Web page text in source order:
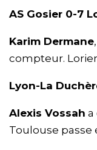
AS Gosier 0-7
Karim Dermane
compteur.
Lyon-La
Alexis Vossah a
Toulouse passe